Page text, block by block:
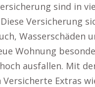
sind in
Versicherung
Wasserschäden
Wohnung
ausfallen. Mit
Extras